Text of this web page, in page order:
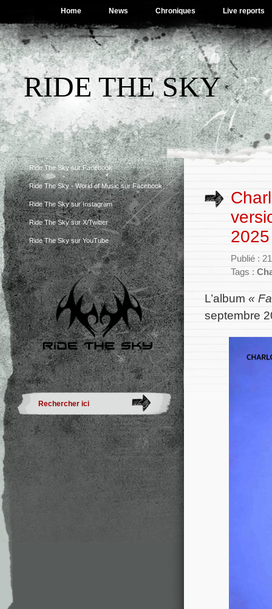
Home News Chroniques Live reports
RIDE THE SKY
Ride The Sky sur Facebook
Ride The Sky - World of Music sur Facebook
Ride The Sky sur Instagram
Ride The Sky sur X/Twitter
Ride The Sky sur YouTube
2025
Publié :
Tags :
L’album «
septembre